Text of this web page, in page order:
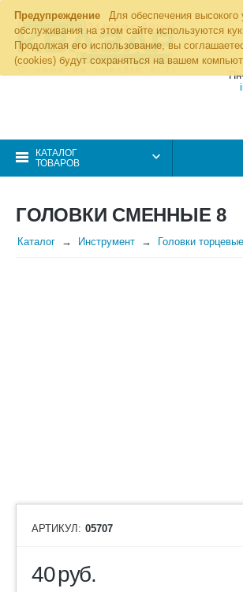
Предупреждение
Для обеспечения высокого
обслуживания на этом сайте используются
Продолжая его использование, вы
(cookies) будут сохраняться на вашем
КАТАЛОГ
ТОВАРОВ
ГОЛОВКИ СМЕННЫЕ 8
Каталог Инструмент Головки торцевые
АРТИКУЛ: 05707
40руб.